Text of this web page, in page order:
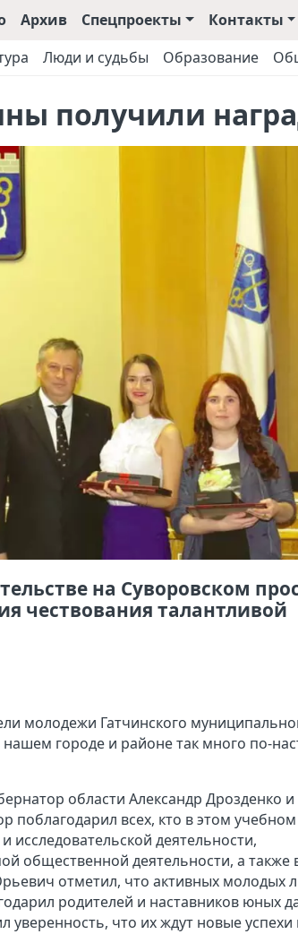
Архив Спецпроекты
Контакты
Люди и судьбы Образование
получили
на Суворовском
чествования талантливой
молодежи Гатчинского
городе и районе так много по-
области Александр Дрозденко и
поблагодарил всех, кто в этом учебном
исследовательской деятельности,
общественной деятельности, а также
отметил, что активных молодых
родителей и наставников юных
что их ждут новые успехи